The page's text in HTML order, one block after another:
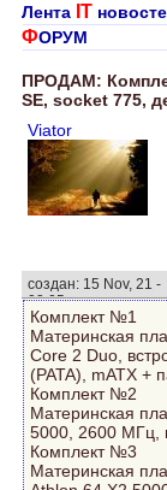
Лента IT
ФОРУМ
ПРОДАМ:
SE, socket 775,
Viator
создан: 15 Nov, 21 -
03:05
Комплект №1
Материнская
Core 2 Duo,
(PATA), mATX +
Комплект №2
Материнская
5000, 2600 МГц,
Комплект №3
Материнская